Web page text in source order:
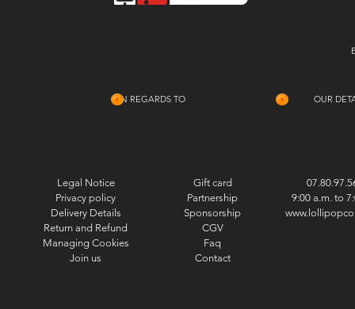
IN REGARDS TO OUR
Legal Notice
Privacy policy
Delivery Details
Return and Refund
Managing Cookies
Join us
Gift card
Partnership
Sponsorship
CGV
Faq
Contact
9:00 a.m. to